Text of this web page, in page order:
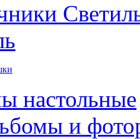
настольные
и